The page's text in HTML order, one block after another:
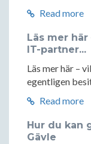
Read more
Läs mer
IT-partner...
Läs mer här –
egentligen
Read more
Hur du kan
Gävle